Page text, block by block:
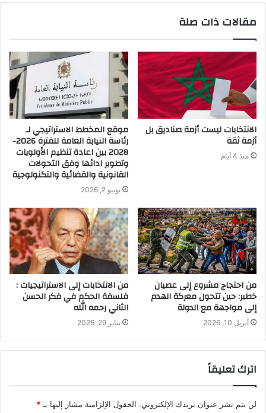
مقالات ذات صلة
الانتخابات ليست أزمة صناديق بل
أزمة ثقة
منذ 4 أيام
موقع المخطط الاستراتيجي لـ
رئاسة النيابة العامة للفترة 2026-
2028 بين اعادة تنظيم الأولويات
وتطوير ادائها وفق التحولات
القانونية والقضائية والتكنولوجية
يونيو 2, 2026
من احتجاج مشروع إلى عصيان
خطير: حين تتحول معركة الهدم
إلى مواجهة مع الدولة
أبريل 10, 2026
من الانتخابات إلى الاستراتيجيات :
فلسفة الحكم في فكر الحسن
الثاني رحمه الله
يناير 29, 2026
اترك تعليقاً
لن يتم نشر عنوان بريدك الإلكتروني. الحقول الإلزامية مشار إليها بـ*